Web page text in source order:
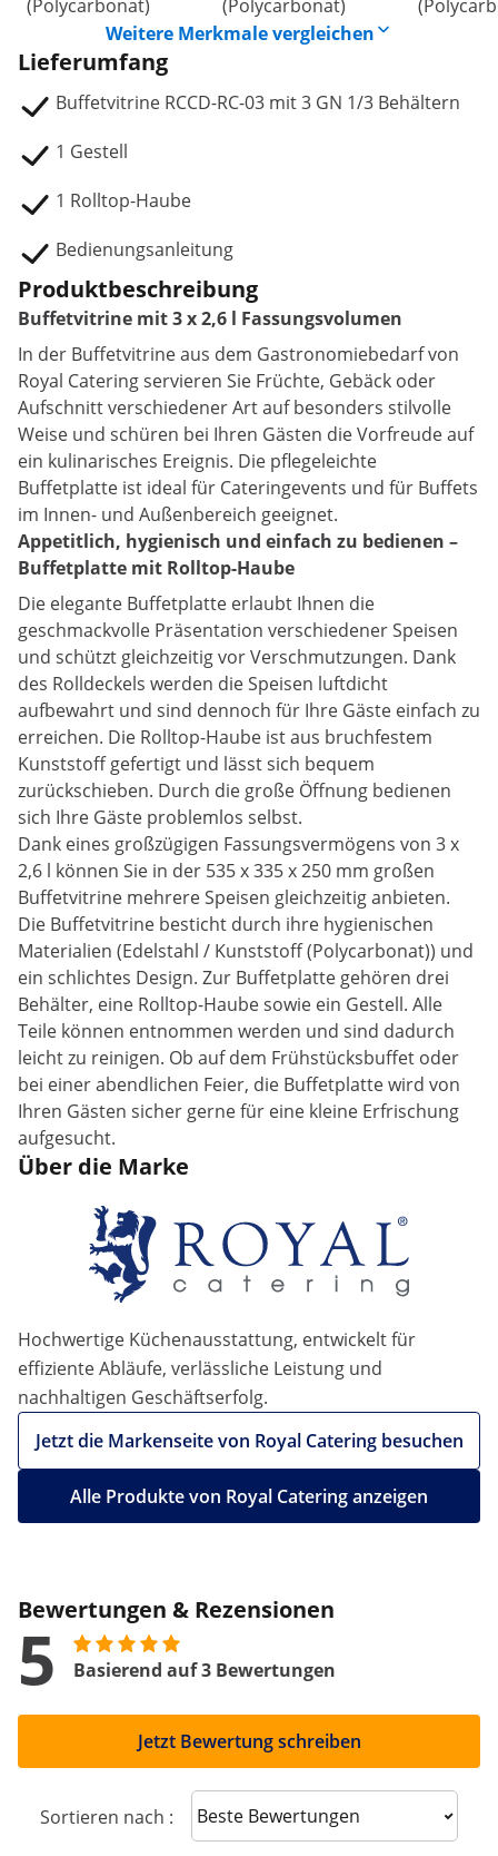
(Polycarbonat) (Polycarbonat)
Weitere Merkmale vergleichen
Lieferumfang
Buffetvitrine RCCD-RC-03 mit 3 GN 1/3 Behältern
1 Gestell
1 Rolltop-Haube
Bedienungsanleitung
Produktbeschreibung
Buffetvitrine mit 3 x 2,6 l Fassungsvolumen
In der Buffetvitrine aus dem Gastronomiebedarf von
Royal Catering servieren Sie Früchte, Gebäck oder
Aufschnitt verschiedener Art auf besonders stilvolle
Weise und schüren bei Ihren Gästen die Vorfreude auf
ein kulinarisches Ereignis. Die pflegeleichte
Buffetplatte ist ideal für Cateringevents und für Buffets
im Innen- und Außenbereich geeignet.
Appetitlich, hygienisch und einfach zu bedienen –
Buffetplatte mit Rolltop-Haube
Die elegante Buffetplatte erlaubt Ihnen die
geschmackvolle Präsentation verschiedener Speisen
und schützt gleichzeitig vor Verschmutzungen. Dank
des Rolldeckels werden die Speisen luftdicht
aufbewahrt und sind dennoch für Ihre Gäste einfach zu
erreichen. Die Rolltop-Haube ist aus bruchfestem
Kunststoff gefertigt und lässt sich bequem
zurückschieben. Durch die große Öffnung bedienen
sich Ihre Gäste problemlos selbst.
Dank eines großzügigen Fassungsvermögens von 3 x
2,6 l können Sie in der 535 x 335 x 250 mm großen
Buffetvitrine mehrere Speisen gleichzeitig anbieten.
Die Buffetvitrine besticht durch ihre hygienischen
Materialien (Edelstahl / Kunststoff (Polycarbonat)) und
ein schlichtes Design. Zur Buffetplatte gehören drei
Behälter, eine Rolltop-Haube sowie ein Gestell. Alle
Teile können entnommen werden und sind dadurch
leicht zu reinigen. Ob auf dem Frühstücksbuffet oder
bei einer abendlichen Feier, die Buffetplatte wird von
Ihren Gästen sicher gerne für eine kleine Erfrischung
aufgesucht.
Über die Marke
Hochwertige Küchenausstattung, entwickelt für
effiziente Abläufe, verlässliche Leistung und
nachhaltigen Geschäftserfolg.
Jetzt die Markenseite von Royal Catering besuchen
Alle Produkte von Royal Catering anzeigen
Bewertungen & Rezensionen
5 Basierend auf 3 Bewertungen
Jetzt Bewertung schreiben
Sortieren nach : Sort reviews